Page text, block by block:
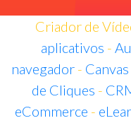
Criador de
aplicativos -
navegador- Canvas
de Cliques -
eCommerce -